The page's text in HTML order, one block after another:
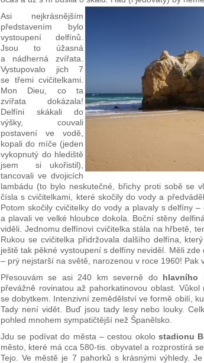
Asi nejkrásnějším
představením bylo
vystoupení delfínů.
Jsou to úžasná
a nádherná zvířata.
Vystupovalo jich 7
se třemi cvičitelkami.
Mon Dieu, co ta
zvířata dokázala!
Delfíni skákali do
výšky, couvali
postavení ve vodě,
kopali do míče (jeden
vykopnutý do hlediště
jsem si ukořistil),
tancovali ve dvojicích
lambádu (to bylo neskutečné, břichy proti sobě se
čísla s cvičitelkami, které skočily do vody a
Potom skočily cvičitelky do vody a plavaly s delfíny
a plavali ve velké hloubce dokola. Boční stěny
viděli. Jednomu delfínovi cvičitelka stála na hřbetě,
Rukou se cvičitelka přidržovala dalšího delfína,
ještě tak pěkné vystoupení s delfíny neviděl. Měli
– prý nejstarší na světě, narozenou v roce 1960! Pak
Přesouvám se asi 240 km severně do hlavního
převážně rovinatou až pahorkatinovou oblast.
se dobytkem. Intenzivní zemědělství ve formě obilí,
Tady není vidět. Buď jsou tady lesy nebo louky.
pohled mnohem sympatičtější než Španělsko.
Jdu se podívat do města – cestou okolostadionu
město, které má cca 580-tis. obyvatel a rozprostírá
Tejo. Ve městě je 7 pahorků s krásnými výhledy.